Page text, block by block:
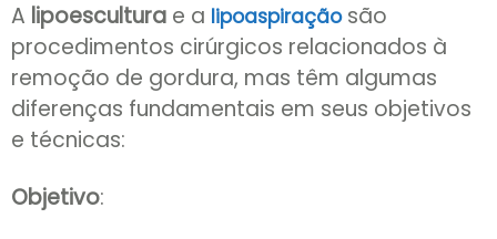
A lipoescultura e a lipoaspiração são
procedimentos cirúrgicos relacionados à
remoção de gordura, mas têm algumas
diferenças fundamentais em seus objetivos
e técnicas:
Objetivo: